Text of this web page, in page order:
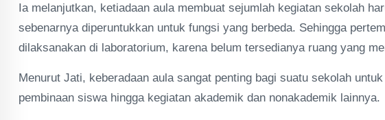
Ia melanjutkan, ketiadaan aula membuat sejumlah kegiatan sekolah
sebenarnya diperuntukkan untuk fungsi yang berbeda. Sehingga
dilaksanakan di laboratorium, karena belum tersedianya ruang yang
Menurut Jati, keberadaan aula sangat penting bagi suatu sekolah
pembinaan siswa hingga kegiatan akademik dan nonakademik lainnya.